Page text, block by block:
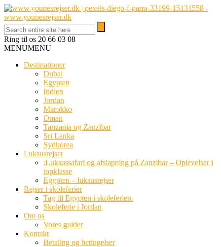
Ring til os 20 66 03 08
MENUMENU
Destinationer
Dubai
Egypten
Indien
Jordan
Marokko
Oman
Tanzania og Zanzibar
Sri Lanka
Sydkorea
Luksusrejser
:Luksussafari og afslapning på Zanzibar – Oplevelser i
topklasse
Egypten – luksusrejser
Rejser i skoleferier
Tag til Egypten i skoleferien.
Skoleferie i Jordan
Om os
Vores guider
Kontakt
Betaling og betingelser